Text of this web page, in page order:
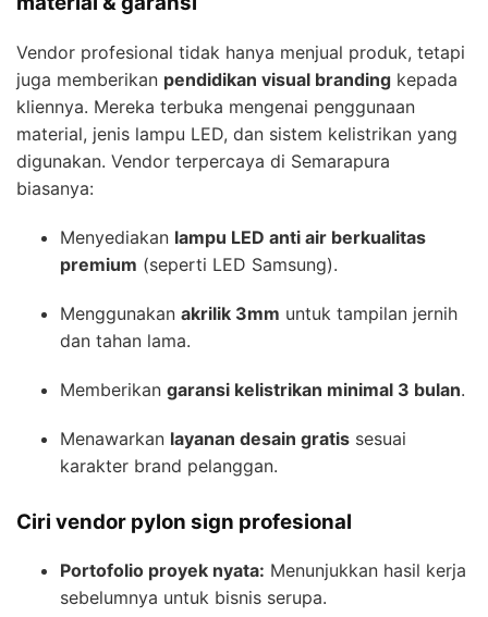
Vendor profesional tidak hanya menjual produk, tetapi
juga memberikan pendidikan visual branding kepada
kliennya. Mereka terbuka mengenai penggunaan
material, jenis lampu LED, dan sistem kelistrikan yang
digunakan. Vendor terpercaya di Semarapura
biasanya:
Menyediakan lampu LED anti air berkualitas
premium (seperti LED Samsung).
Menggunakan akrilik 3mm untuk tampilan jernih
dan tahan lama.
Memberikan garansi kelistrikan minimal 3 bulan.
Menawarkan layanan desain gratis sesuai
karakter brand pelanggan.
Ciri vendor pylon sign profesional
Portofolio proyek nyata: Menunjukkan hasil kerja
sebelumnya untuk bisnis serupa.